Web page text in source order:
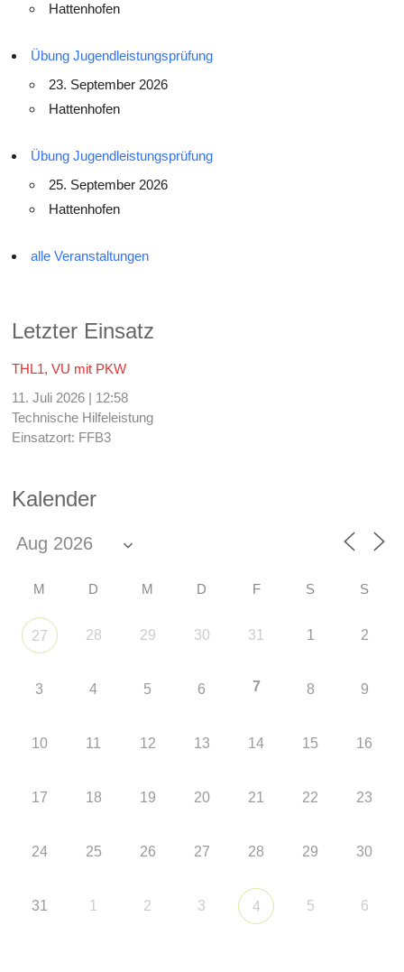
Hattenhofen
Übung Jugendleistungsprüfung
23. September 2026
Hattenhofen
Übung Jugendleistungsprüfung
25. September 2026
Hattenhofen
alle Veranstaltungen
Letzter Einsatz
THL1, VU mit PKW
11. Juli 2026 | 12:58
Technische Hilfeleistung
Einsatzort: FFB3
Kalender
M D M D F S S
27 28 29 30 31 1 2
3 4 5 6 7 8 9
10 11 12 13 14 15 16
17 18 19 20 21 22 23
24 25 26 27 28 29 30
31 1 2 3 4 5 6